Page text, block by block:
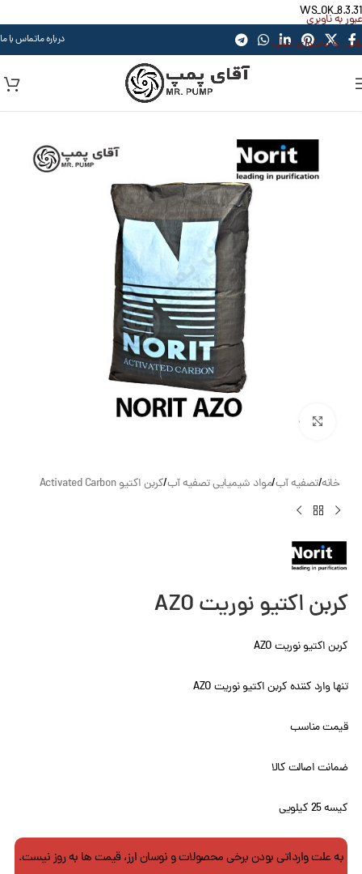
WS_OK_8.3.31
عبور به ناوبری
رفتن به محتوای اصلی
درباره ماتماس با ما
بزرگنمایی تصویر
خانه/تصفیه آب/مواد شیمیایی تصفیه آب/کربن اکتیو Activated Carbon
کربن اکتیو نوریت AZO
کربن اکتیو نوریت AZO
تنها وارد کننده کربن اکتیو نوریت AZO
قیمت مناسب
ضمانت اصالت کالا
کیسه 25 کیلویی
به علت وارداتی بودن برخی محصولات و نوسان ارز، قیمت ها به روز نیست.